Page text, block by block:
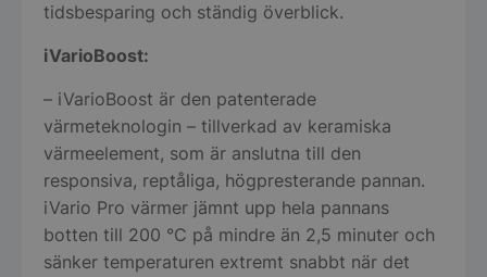
tidsbesparing och ständig överblick.
iVarioBoost:
– iVarioBoost är den patenterade
värmeteknologin – tillverkad av keramiska
värmeelement, som är anslutna till den
responsiva, reptåliga, högpresterande pannan.
iVario Pro värmer jämnt upp hela pannans
botten till 200 °C på mindre än 2,5 minuter och
sänker temperaturen extremt snabbt när det